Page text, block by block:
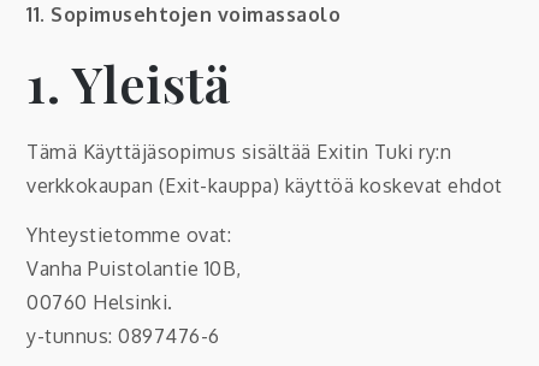
11. Sopimusehtojen voimassaolo
1. Yleistä
Tämä Käyttäjäsopimus sisältää Exitin Tuki ry:n
verkkokaupan (Exit-kauppa) käyttöä koskevat ehdot
Yhteystietomme ovat:
Vanha Puistolantie 10B,
00760 Helsinki.
y-tunnus: 0897476-6